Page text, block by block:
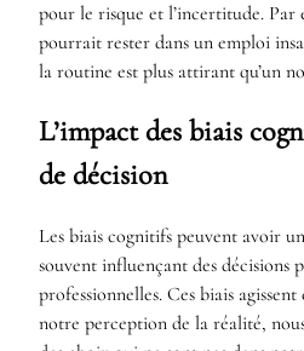
pour le risque et l’incertitude. Par
pourrait rester dans un emploi
la routine est plus attirant qu’un
L’impact des biais
de décision
Les biais cognitifs peuvent avoir
souvent influençant des décisions
professionnelles. Ces biais
notre perception de la réalité,